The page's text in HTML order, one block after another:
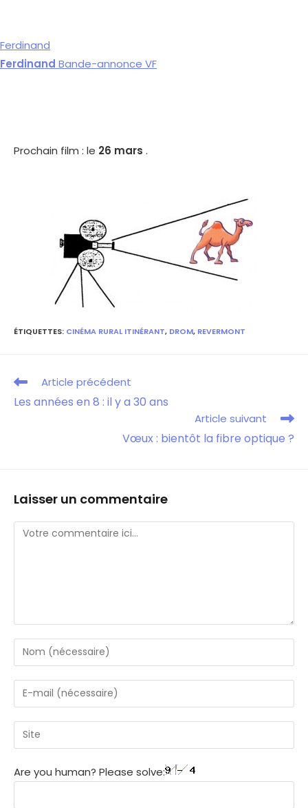
Ferdinand
Ferdinand Bande-annonce VF
Prochain film : le 26 mars .
ÉTIQUETTES: CINÉMA RURAL ITINÉRANT, DROM, REVERMONT
Article précédent
Les années en 8 : il y a 30 ans
Article suivant
Vœux : bientôt la fibre optique ?
Laisser un commentaire
Are you human? Please solve: